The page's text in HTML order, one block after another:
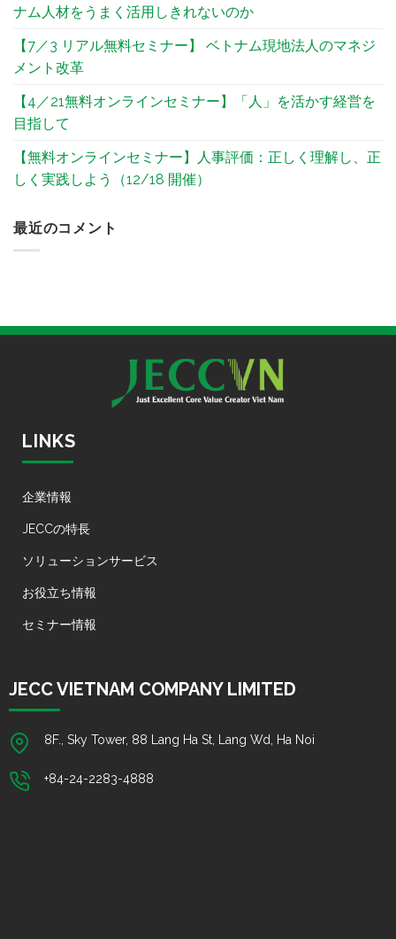
ナム人材をうまく活用しきれないのか
【7／3 リアル無料セミナー】 ベトナム現地法人のマネジ
メント改革​
【4／21無料オンラインセミナー】「人」を活かす経営を
目指して
【無料オンラインセミナー】人事評価：正しく理解し、正
しく実践しよう（12/18 開催）
最近のコメント
LINKS
企業情報
JECCの特長
ソリューションサービス
お役立ち情報
セミナー情報
JECC VIETNAM COMPANY LIMITED
8F., Sky Tower, 88 Lang Ha St, Lang Wd, Ha Noi
+84-24-2283-4888